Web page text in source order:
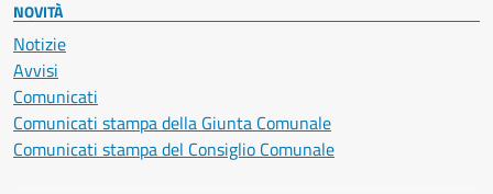
NOVITÀ
Notizie
Avvisi
Comunicati
Comunicati stampa della Giunta Comunale
Comunicati stampa del Consiglio Comunale